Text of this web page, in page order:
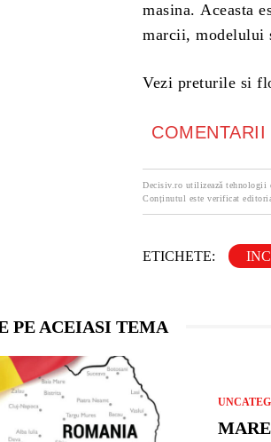
masina. Aceasta
marcii, modelului
Vezi preturile si
COMENTARII
Decisiv.ro utilizează tehnologii
Conținutul este verificat
ETICHETE:
PE ACEIASI TEMA